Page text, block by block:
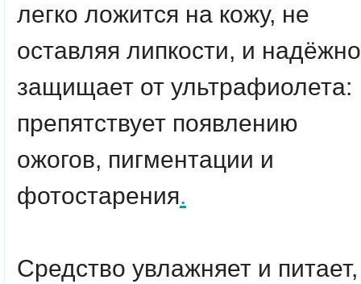
легко ложится на кожу, не
оставляя липкости, и надёжно
защищает от ультрафиолета:
препятствует появлению
ожогов, пигментации и
фотостарения.
Средство увлажняет и питает,